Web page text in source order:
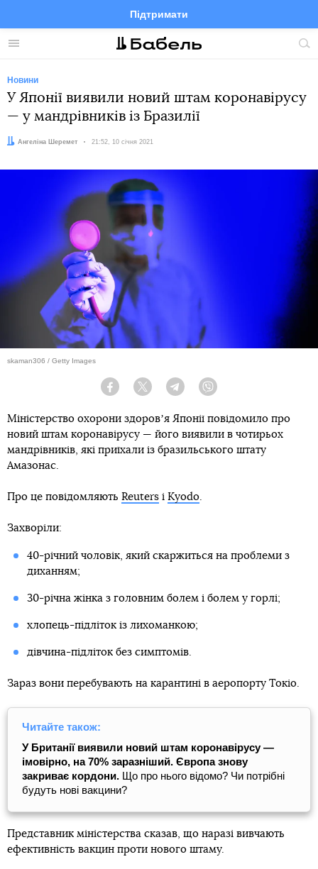
Меню
Підтримати
FacebookTelegramTwitter
Новини
У Японії виявили новий штам коронавірусу
— у мандрівників із Бразилії
Автор:
Ангеліна Шеремет Дата:
21:52, 10 січня 2021
skaman306 / Getty Images
Facebook Twitter Telegram
Міністерство охорони здоровʼя Японії повідомило про
новий штам коронавірусу — його виявили в чотирьох
мандрівників, які приїхали із бразильського штату
Амазонас.
Про це повідомляють Reuters і Kyodo.
Захворіли:
40-річний чоловік, який скаржиться на проблеми з
диханням;
30-річна жінка з головним болем і болем у горлі;
хлопець-підліток із лихоманкою;
дівчина-підліток без симптомів.
Зараз вони перебувають на карантині в аеропорту Токіо.
Читайте також:
У Британії виявили новий штам коронавірусу —
імовірно, на 70% заразніший. Європа знову
закриває кордони. Що про нього відомо? Чи потрібні
будуть нові вакцини?
Представник міністерства сказав, що наразі вивчають
ефективність вакцин проти нового штаму.